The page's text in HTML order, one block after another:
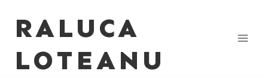
RALUCA
LOTEANU